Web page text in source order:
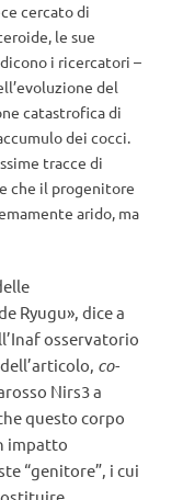
cercato di
le sue
i ricercatori –
del
catastrofica di
dei cocci.
tracce di
che il progenitore
arido, ma
Ryugu», dice a
osservatorio
co-
Nirs3 a
questo corpo
impatto
“genitore”, i cui